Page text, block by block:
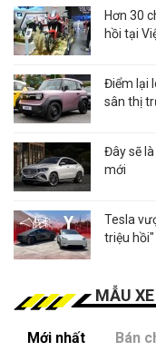
Hơn 30
hồi tại
Điểm lại
sân thị
Đây sẽ
mới
Tesla
triệu
MẪU XE
Mới nhất Bán